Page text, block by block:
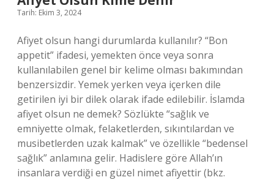
Tarih: Ekim 3, 2024
Afiyet olsun hangi durumlarda kullanılır? “Bon
appetit” ifadesi, yemekten önce veya sonra
kullanılabilen genel bir kelime olması bakımından
benzersizdir. Yemek yerken veya içerken dile
getirilen iyi bir dilek olarak ifade edilebilir. İslamda
afiyet olsun ne demek? Sözlükte “sağlık ve
emniyette olmak, felaketlerden, sıkıntılardan ve
musibetlerden uzak kalmak” ve özellikle “bedensel
sağlık” anlamına gelir. Hadislere göre Allah’ın
insanlara verdiği en güzel nimet afiyettir (bkz.